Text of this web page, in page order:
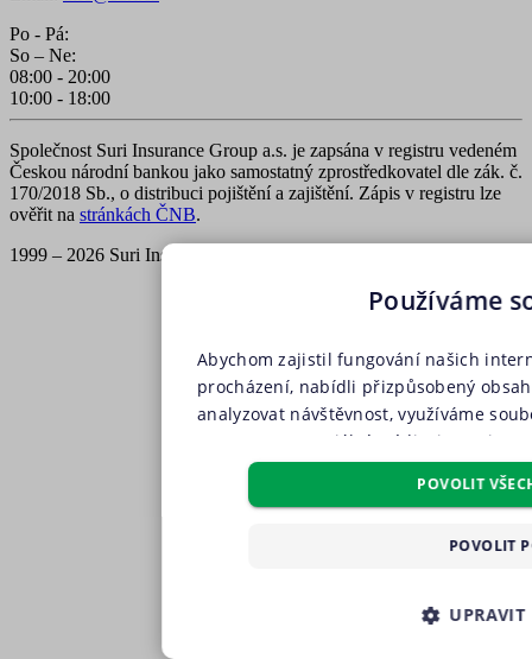
Po - Pá:
So – Ne:
08:00 - 20:00
10:00 - 18:00
Společnost Suri Insurance Group a.s. je zapsána v registru vedeném
Českou národní bankou jako samostatný zprostředkovatel dle zák. č.
170/2018 Sb., o distribuci pojištění a zajištění. Zápis v registru lze
ověřit na stránkách ČNB.
1999 – 2026 Suri Insurance Group a.s., všechna práva vyhrazena
Používáme
Abychom zajistil fungování našich
procházení, nabídli přizpůsobený
analyzovat návštěvnost, využíváme
partnery pro sociální média, inzerci a
soubory, soubory cílení, funkční
pouze s Vaším předchozím
všech těchto typů cookies můžete
žádného z volitelných typů cookies,
POVOLIT
POVOLIT
UPRAVIT